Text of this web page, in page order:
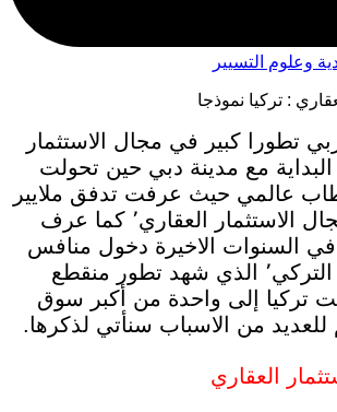
وعلوم التسيير
تطورا كبير في مجال الاستثمار
فكانت البداية مع مدينة دبي حين تحولت
عالمي حيث عرفت تدفق ملايير
الدولارات في مجال الاستثمار العقاري٬ كما عرف
في السنوات الاخيرة دخول منافس
جديد هو السوق التركي٬ الذي شهد تطور منقطع
تركيا إلى واحدة من أكبر سوق
للعديد من الاسباب سنأتي لذكرها.
العقاري